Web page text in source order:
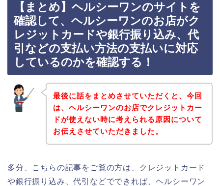
【まとめ】ヘルシーワンのサイトを
確認して、ヘルシーワンのお店がク
レジットカードや銀行振り込み、代
引などの支払い方法の支払いに対応
しているのかを確認する！
最後に話をまとめさせていただくと、今回
は、ヘルシーワンのお店でクレジットカー
ドが使えない時に考えられる原因について
お伝えさせていただきました。
多分、こちらの記事をご覧の方は、クレジットカード
や銀行振り込み、代引などでできれば、ヘルシーワン